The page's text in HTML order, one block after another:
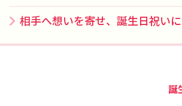
相手へ想いを寄せ、誕生日祝い
誕